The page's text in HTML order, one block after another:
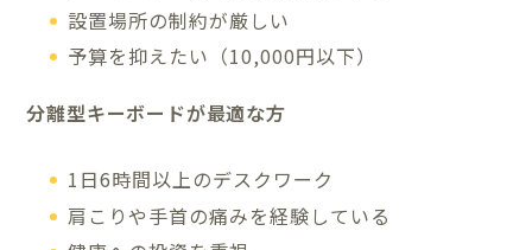
設置場所の制約が厳しい
予算を抑えたい（10,000円以下）
分離型キーボードが最適な方
1日6時間以上のデスクワーク
肩こりや手首の痛みを経験している